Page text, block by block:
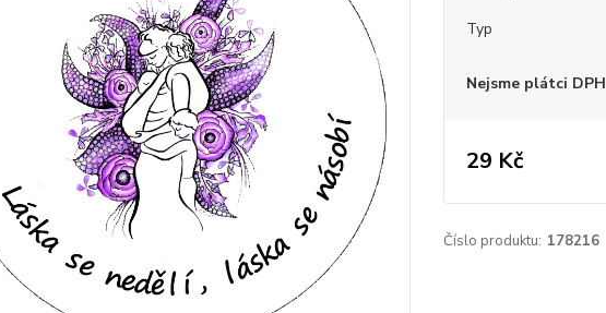
Typ
Nejsme plátci DPH
29 Kč
Číslo produktu: 178216